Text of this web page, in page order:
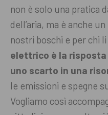
non è solo una pratica
dell’aria, ma è anche
nostri boschi e per chi
elettrico è la
uno scarto in una
le emissioni e spegne
Vogliamo così